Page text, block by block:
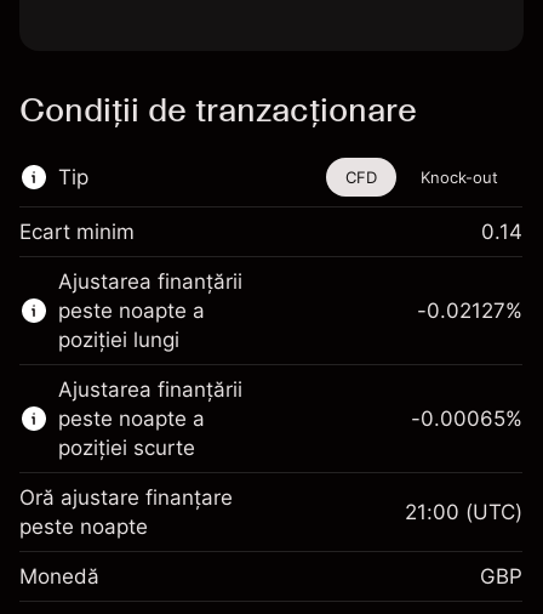
Condiții de tranzacționare
Tip
Acest instrument financiar este disponibil
pentru tranzacționare prin CFD-uri și Knock-
out-uri.
Aflați mai multe despre:
CFD-uri
Knock-out-uri
CFD Knock-out
Ecart minim 0.14
Ajustarea finanțării
peste noapte a
poziției lungi
Marja. Investiția Dvs.
£1,000.00
Ajustare finanțare peste
-0.021272
-0.02127%
Ajustarea finanțării
peste noapte a
poziției scurte
-0.00065%
Oră ajustare finanțare
peste noapte
21:00 (UTC)
Monedă GBP